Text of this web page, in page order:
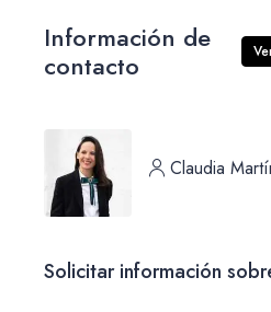
Información de
contacto
Claudia
Solicitar información